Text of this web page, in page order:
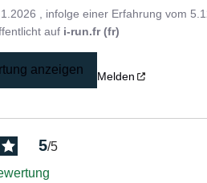
, infolge einer Erfahrung vom
auf i-run.fr (fr)
anzeigen Melden
5/5